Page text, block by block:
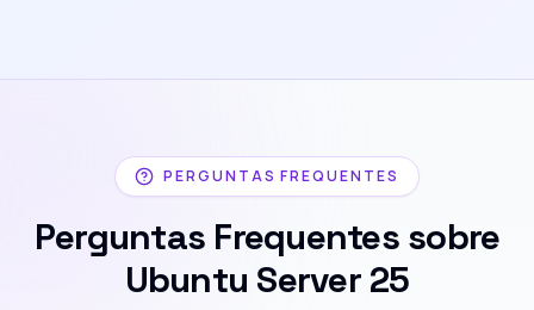
PERGUNTAS FREQUENTES
Perguntas Frequentes sobre
Ubuntu Server 25